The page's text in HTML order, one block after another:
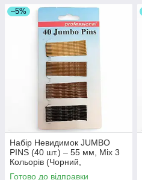
–5%
Набір Невидимок JUMBO
PINS (40 шт.) – 55 мм, Mix 3
Кольорів (Чорний,
Коричневий, Бежевий),
Готово до відправки